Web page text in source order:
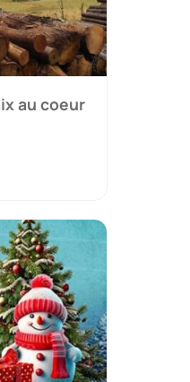
au coeur